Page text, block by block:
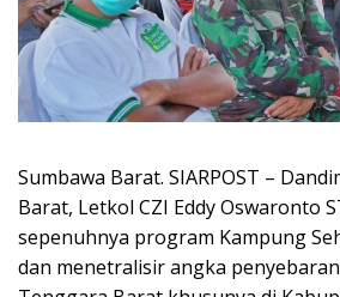
Sumbawa Barat. SIARPOST –
Barat, Letkol CZI Eddy Oswaronto
sepenuhnya program Kampung
dan menetralisir angka